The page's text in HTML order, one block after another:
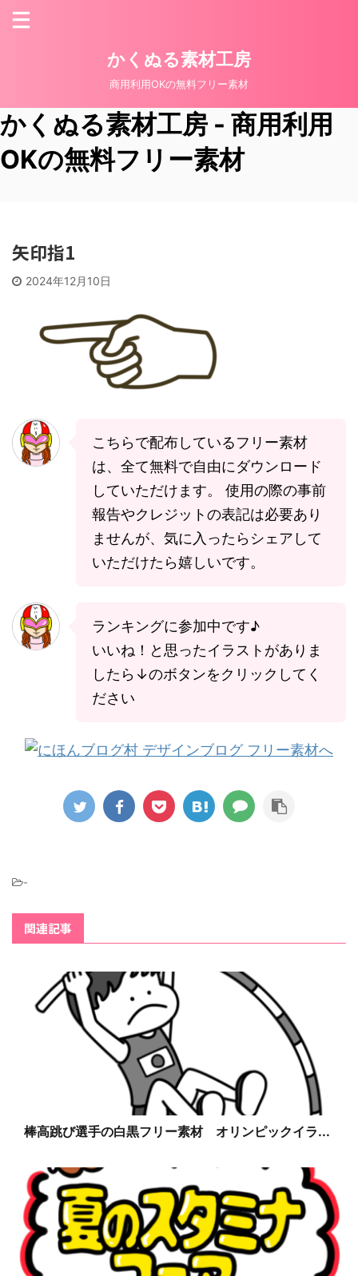
かくぬる素材工房
商用利用OKの無料フリー素材
かくぬる素材工房 - 商用利用
OKの無料フリー素材
矢印指1
2024年12月10日
こちらで配布しているフリー素材
は、全て無料で自由にダウンロード
していただけます。 使用の際の事前
報告やクレジットの表記は必要あり
ませんが、気に入ったらシェアして
いただけたら嬉しいです。
ランキングに参加中です♪
いいね！と思ったイラストがありま
したら↓のボタンをクリックしてく
ださい
-
関連記事
棒高跳び選手の白黒フリー素材 オリンピックイラ...